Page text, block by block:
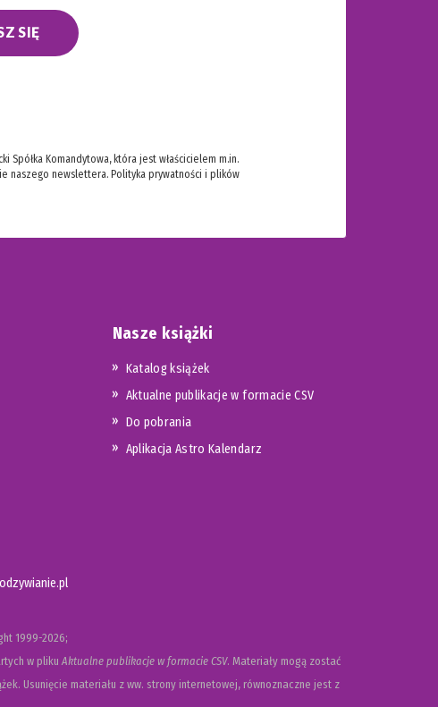
SIĘ
Komandytowa, która jest właścicielem m.in.
naszego newslettera. Polityka prywatności i plików
Nasze książki
Katalog książek
Aktualne publikacje w formacie CSV
Do pobrania
Aplikacja Astro Kalendarz
1999-2026;
w pliku Aktualne publikacje w formacie CSV. Materiały mogą zostać
Usunięcie materiału z ww. strony internetowej, równoznaczne jest z